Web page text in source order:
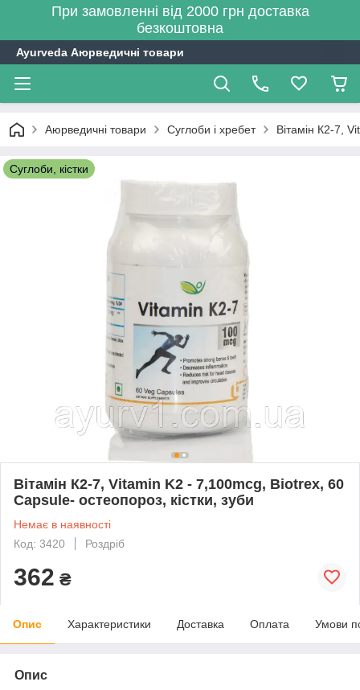
При замовленні від 2000 грн доставка
безкоштовна
Ayurveda Аюрведичні товари
Аюрведичні товари Суглоби і хребет Вітамін К2-7,
Суглоби, кістки
Вітамін К2-7, Vitamin K2 - 7,100mcg, Biotrex, 60
Capsule- остеопороз, кістки, зуби
Немає в наявності
Код: 3420
Роздріб
362 ₴
Опис Характеристики Доставка Оплата Умови
Опис